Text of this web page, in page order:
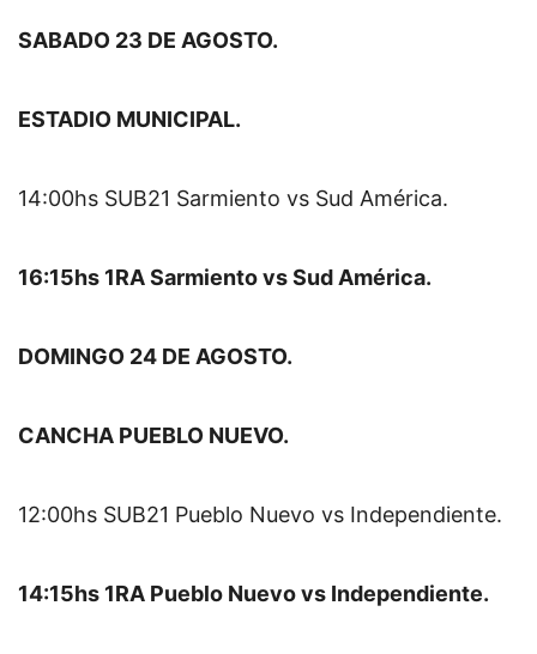
SABADO 23 DE AGOSTO.
ESTADIO MUNICIPAL.
14:00hs SUB21 Sarmiento vs Sud América.
16:15hs 1RA Sarmiento vs Sud América.
DOMINGO 24 DE AGOSTO.
CANCHA PUEBLO NUEVO.
12:00hs SUB21 Pueblo Nuevo vs Independiente.
14:15hs 1RA Pueblo Nuevo vs Independiente.